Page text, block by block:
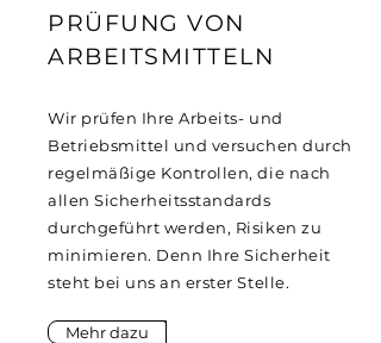
PRÜFUNG VON
ARBEITSMITTELN
Wir prüfen Ihre Arbeits- und
Betriebsmittel und versuchen durch
regelmäßige Kontrollen, die nach
allen Sicherheitsstandards
durchgeführt werden, Risiken zu
minimieren. Denn Ihre Sicherheit
steht bei uns an erster Stelle.
Mehr dazu